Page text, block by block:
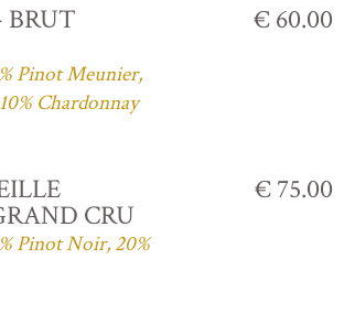
BRUT
Pinot Meunier,
Chardonnay
€ 60.00
CRU
Pinot Noir, 20%
€ 75.00